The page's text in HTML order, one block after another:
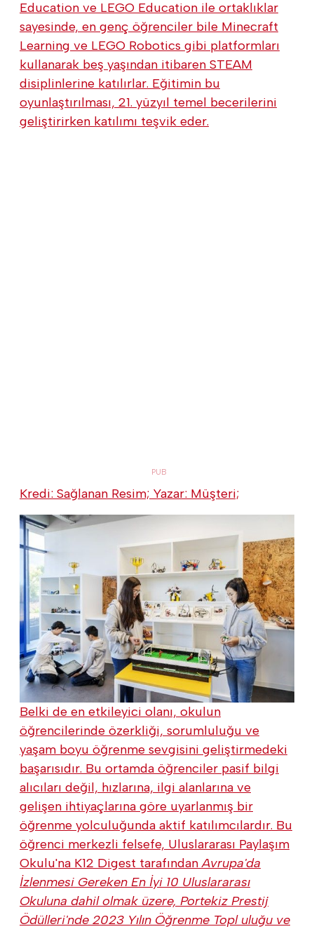
Education ve LEGO Education ile ortaklıklar
sayesinde, en genç öğrenciler bile Minecraft
Learning ve LEGO Robotics gibi platformları
kullanarak beş yaşından itibaren STEAM
disiplinlerine katılırlar. Eğitimin bu
oyunlaştırılması, 21. yüzyıl temel becerilerini
geliştirirken katılımı teşvik eder.
Kredi: Sağlanan Resim; Yazar: Müşteri;
Belki de en etkileyici olanı, okulun
öğrencilerinde özerkliği, sorumluluğu ve
yaşam boyu öğrenme sevgisini geliştirmedeki
başarısıdır. Bu ortamda öğrenciler pasif bilgi
alıcıları değil, hızlarına, ilgi alanlarına ve
gelişen ihtiyaçlarına göre uyarlanmış bir
öğrenme yolculuğunda aktif katılımcılardır. Bu
öğrenci merkezli felsefe, Uluslararası Paylaşım
Okulu'na K12 Digest tarafındanAvrupa'da
İzlenmesi Gereken En İyi 10 Uluslararası
Okuluna dahil olmak üzere, Portekiz Prestij
Ödülleri'nde 2023 Yılın Öğrenme Topluluğu ve